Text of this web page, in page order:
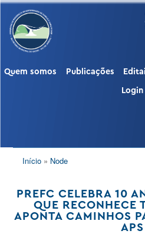
PUBLIC
Quem somos Publicações
Login
TRILHA
Início Node
PREFC CELEBRA 10
QUE RECONHECE
APONTA CAMINHOS
APS